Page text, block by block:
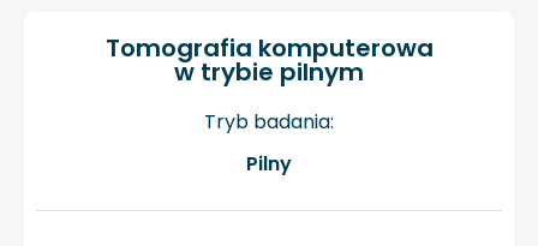
Tomografia komputerowa
w trybie pilnym
Tryb badania:
Pilny